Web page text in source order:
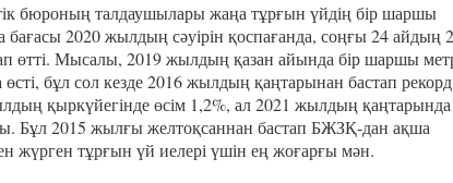
бюроның талдаушылары жаңа тұрғын үйдің бір шаршы
бағасы 2020 жылдың сәуірін қоспағанда, соңғы 24 айдың
өтті. Мысалы, 2019 жылдың қазан айында бір шаршы
өсті, бұл сол кезде 2016 жылдың қаңтарынан бастап рекорд
қыркүйегінде өсім 1,2%, ал 2021 жылдың қаңтарында
Бұл 2015 жылғы желтоқсаннан бастап БЖЗҚ-дан ақша
жүрген тұрғын үй иелері үшін ең жоғарғы мән.